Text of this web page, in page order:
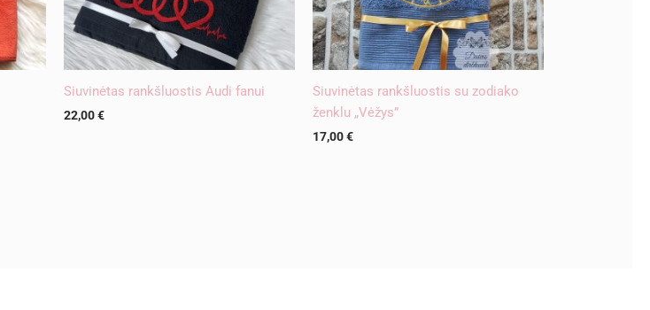
Siuvinėtas rankšluostis Audi fanui
22,00€
Siuvinėtas rankšluostis su zodiako
ženklu „Vėžys”
17,00€